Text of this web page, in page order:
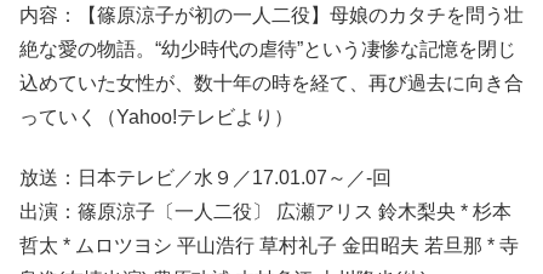
内容：【篠原涼子が初の一人二役】母娘のカタチを問う壮
絶な愛の物語。“幼少時代の虐待”という凄惨な記憶を閉じ
込めていた女性が、数十年の時を経て、再び過去に向き合
っていく（Yahoo!テレビより）
放送：日本テレビ／水９／17.01.07～／-回
出演：篠原涼子〔一人二役〕 広瀬アリス 鈴木梨央 * 杉本
哲太 * ムロツヨシ 平山浩行 草村礼子 金田昭夫 若旦那 * 寺